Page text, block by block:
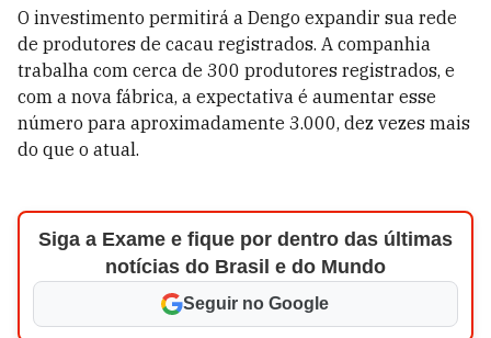
O investimento permitirá a Dengo expandir sua rede
de produtores de cacau registrados. A companhia
trabalha com cerca de 300 produtores registrados, e
com a nova fábrica, a expectativa é aumentar esse
número para aproximadamente 3.000, dez vezes mais
do que o atual.
Siga a Exame e fique por dentro das últimas
notícias do Brasil e do Mundo
Seguir no Google